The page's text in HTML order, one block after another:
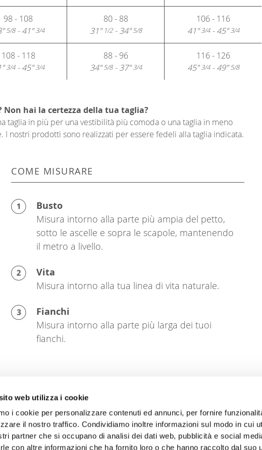
web utilizza i cookie
i cookie per personalizzare contenuti ed annunci, per fornire
il nostro traffico. Condividiamo inoltre informazioni sul modo in cui
partner che si occupano di analisi dei dati web, pubblicità e social
con altre informazioni che ha fornito loro o che hanno raccolto dal suo
98 - 108
5/8- 41"3/4
80 - 88
31"1/2- 34"5/8
106 - 116
41"3/4- 45"3/4
108 - 118
3/4- 45"3/4
88 - 96
34"5/8- 37"3/4
116 - 126
45"3/4- 49"5/8
Non hai la certezza della tua taglia?
taglia in più per una vestibilità più comoda o una taglia in meno
I nostri prodotti sono realizzati per essere fedeli alla taglia indicata.
COME MISURARE
Busto
Misura intorno alla parte più ampia del petto,
sotto le ascelle e sopra le scapole, mantenendo
il metro a livello.
Vita
Misura intorno alla tua linea di vita naturale.
Fianchi
Misura intorno alla parte più larga dei tuoi
fianchi.